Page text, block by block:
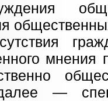
мнения
—